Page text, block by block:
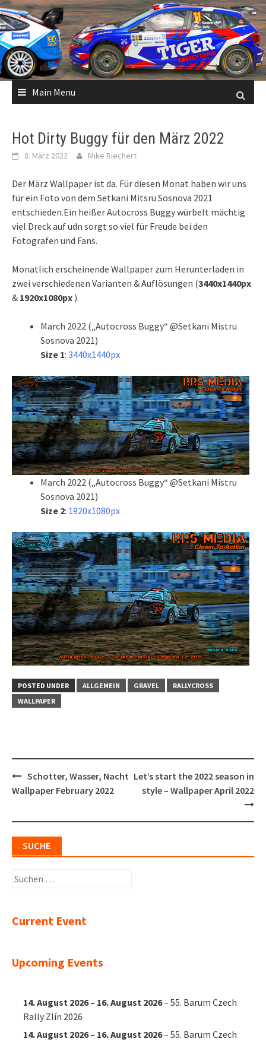
Skip
to
content
Main Menu
Hot Dirty Buggy für den März 2022
8. März 2022 Mike Riechert
Der März Wallpaper ist da. Für diesen Monat haben wir uns
für ein Foto von dem Setkani Mitsru Sosnova 2021
entschieden.Ein heißer Autocross Buggy würbelt mächtig
viel Dreck auf udn sorgt so viel für Freude bei den
Fotografen und Fans.
Monatlich erscheinende Wallpaper zum Herunterladen in
zwei verschiedenen Varianten & Auflösungen (3440x1440px
& 1920x1080px ).
March 2022 („Autocross Buggy“ @Setkani Mistru
Sosnova 2021)
Size 1: 3440x1440px
March 2022 („Autocross Buggy“ @Setkani Mistru
Sosnova 2021)
Size 2: 1920x1080px
POSTED UNDER ALLGEMEIN GRAVEL
RALLYCROSS
WALLPAPER
Post
navigation
Schotter, Wasser, Nacht
Wallpaper February 2022
Let’s start the 2022 season in
style – Wallpaper April 2022
SUCHE
Suchen
Current Event
Upcoming Events
14. August 2026– 16. August 2026–55. Barum Czech
Rally Zlín 2026
14. August 2026– 16. August 2026–55. Barum Czech